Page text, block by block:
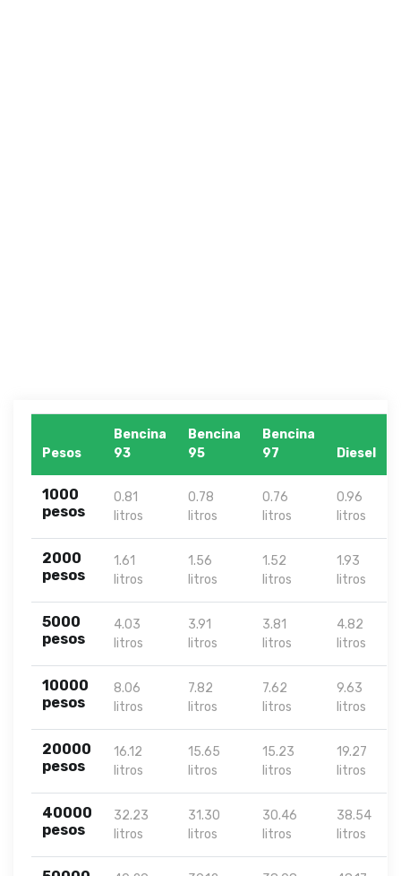
Pesos
Bencina
93
Bencina
95
Bencina
97
Diesel
1000
pesos
0.81
litros
0.78
litros
0.76
litros
0.96
litros
2000
pesos
1.61
litros
1.56
litros
1.52
litros
1.93
litros
5000
pesos
4.03
litros
3.91
litros
3.81
litros
4.82
litros
10000
pesos
8.06
litros
7.82
litros
7.62
litros
9.63
litros
20000
pesos
16.12
litros
15.65
litros
15.23
litros
19.27
litros
40000
pesos
32.23
litros
31.30
litros
30.46
litros
38.54
litros